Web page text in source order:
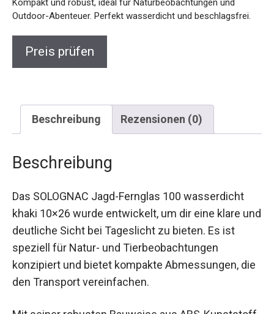
Naturbeobachtungen und Outdoor-Abenteuer. Perfekt
wasserdicht und beschlagsfrei.
Preis prüfen
Beschreibung Rezensionen (0)
Beschreibung
Das SOLOGNAC Jagd-Fernglas 100 wasserdicht
khaki 10×26 wurde entwickelt, um dir eine klare
und deutliche Sicht bei Tageslicht zu bieten. Es
ist speziell für Natur- und Tierbeobachtungen
konzipiert und bietet kompakte Abmessungen,
die den Transport vereinfachen.